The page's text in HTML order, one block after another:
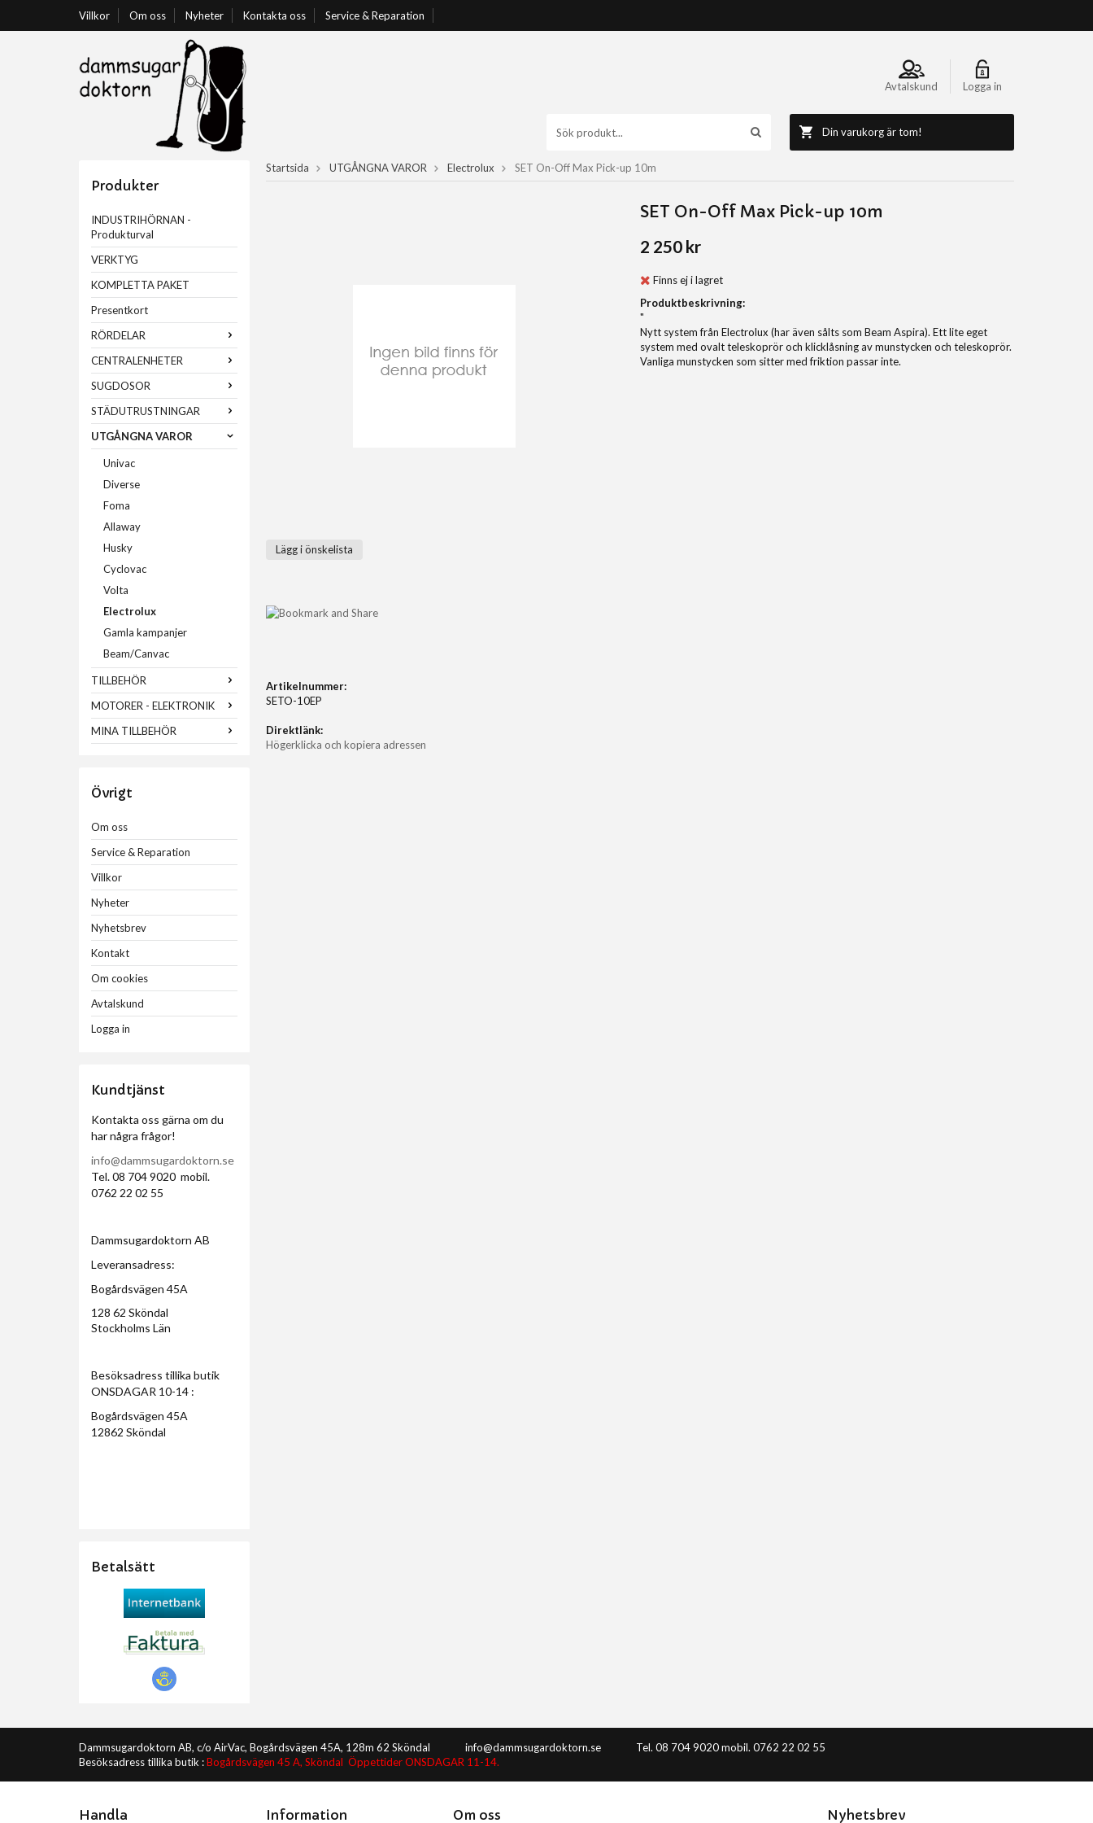
Villkor Om oss Nyheter Kontakta oss Service & Reparation
Avtalskund Logga in
Din varukorg är tom!
Produkter
INDUSTRIHÖRNAN -
Produkturval
VERKTYG
KOMPLETTA PAKET
Presentkort
RÖRDELAR
CENTRALENHETER
SUGDOSOR
STÄDUTRUSTNINGAR
UTGÅNGNA VAROR
Univac
Diverse
Foma
Allaway
Husky
Cyclovac
Volta
Electrolux
Gamla kampanjer
Beam/Canvac
TILLBEHÖR
MOTORER - ELEKTRONIK
MINA TILLBEHÖR
Övrigt
Om oss
Service & Reparation
Villkor
Nyheter
Nyhetsbrev
Kontakt
Om cookies
Avtalskund
Logga in
Kundtjänst
Kontakta oss gärna om du
har några frågor!
info@dammsugardoktorn.se
Tel. 08 704 9020 mobil.
0762 22 02 55
Dammsugardoktorn AB
Leveransadress:
Bogårdsvägen 45A
128 62 Sköndal
Stockholms Län
Besöksadress tillika butik
ONSDAGAR 10-14 :
Bogårdsvägen 45A
12862 Sköndal
Betalsätt
Startsida UTGÅNGNA VAROR Electrolux SET On-Off Max Pick-up 10m
SET On-Off Max Pick-up 10m
2 250 kr
Finns ej i lagret
Produktbeskrivning:
"
Nytt system från Electrolux (har även sålts som Beam Aspira). Ett lite eget
system med ovalt teleskoprör och klicklåsning av munstycken och teleskoprör.
Vanliga munstycken som sitter med friktion passar inte.
Lägg i önskelista
Artikelnummer:
SETO-10EP
Direktlänk:
Högerklicka och kopiera adressen
Dammsugardoktorn AB, c/o AirVac, Bogårdsvägen 45A, 128m 62 Sköndal info@dammsugardoktorn.se
Tel. 08 704 9020 mobil. 0762 22 02 55
Besöksadress tillika butik :Bogårdsvägen 45 A, Sköndal Öppettider ONSDAGAR 11-14.
Handla Information Om oss Nyhetsbrev